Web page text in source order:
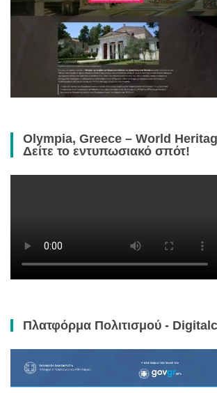
Olympia, Greece – World
Δείτε το εντυπωσιακό σπότ!
Πλατφόρμα Πολιτισμού -